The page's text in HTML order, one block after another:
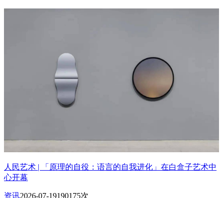
人民艺术 | 「原理的自役：语言的自我进化」在白盒子艺术中
心开幕
资讯2026-07-19190175次